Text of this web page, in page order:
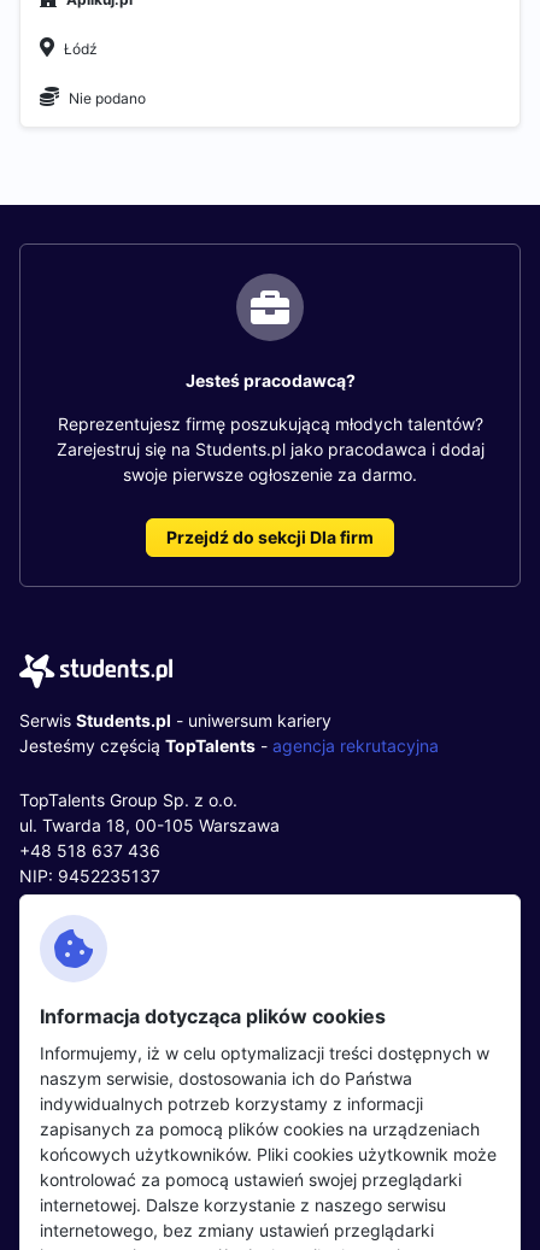
Łódź
Nie podano
Jesteś pracodawcą?
Reprezentujesz firmę poszukującą młodych talentów?
Zarejestruj się na Students.pl jako pracodawca i dodaj
swoje pierwsze ogłoszenie za darmo.
Przejdź do sekcji Dla firm
Serwis Students.pl - uniwersum kariery
Jesteśmy częścią TopTalents - agencja rekrutacyjna
TopTalents Group Sp. z o.o.
ul. Twarda 18, 00-105 Warszawa
+48 518 637 436
NIP: 9452235137
Kontakt
Facebook
Twitter
LinkedIn
Partnerzy
Wydarzenia
Kandydaci
Regulamin kandydata
Oferty pracy
Pracodawcy
Regulamin pracodawcy
Dodaj ogłoszenie
Informacja dotycząca plików cookies
Informujemy, iż w celu optymalizacji treści dostępnych w
naszym serwisie, dostosowania ich do Państwa
indywidualnych potrzeb korzystamy z informacji
zapisanych za pomocą plików cookies na urządzeniach
końcowych użytkowników. Pliki cookies użytkownik może
kontrolować za pomocą ustawień swojej przeglądarki
internetowej. Dalsze korzystanie z naszego serwisu
internetowego, bez zmiany ustawień przeglądarki